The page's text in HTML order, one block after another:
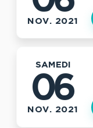
NOV. 2021
SAMEDI
06
NOV. 2021